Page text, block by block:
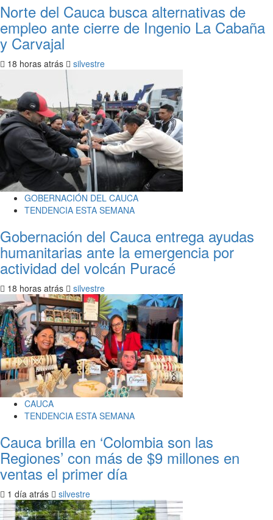
Norte del Cauca busca alternativas de
empleo ante cierre de Ingenio La Cabaña
y Carvajal
18 horas atrás silvestre
GOBERNACIÓN DEL CAUCA
TENDENCIA ESTA SEMANA
Gobernación del Cauca entrega ayudas
humanitarias ante la emergencia por
actividad del volcán Puracé
18 horas atrás silvestre
CAUCA
TENDENCIA ESTA SEMANA
Cauca brilla en ‘Colombia son las
Regiones’ con más de $9 millones en
ventas el primer día
1 día atrás silvestre